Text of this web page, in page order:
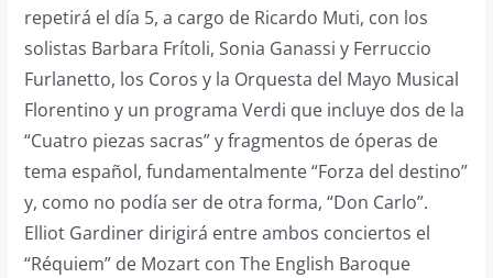
repetirá el día 5, a cargo de Ricardo Muti, con los
solistas Barbara Frítoli, Sonia Ganassi y Ferruccio
Furlanetto, los Coros y la Orquesta del Mayo Musical
Florentino y un programa Verdi que incluye dos de la
“Cuatro piezas sacras” y fragmentos de óperas de
tema español, fundamentalmente “Forza del destino”
y, como no podía ser de otra forma, “Don Carlo”.
Elliot Gardiner dirigirá entre ambos conciertos el
“Réquiem” de Mozart con The English Baroque